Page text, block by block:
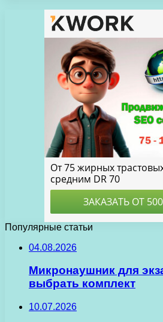
Популярные статьи
04.08.2026
Микронаушник для
выбрать комплект
10.07.2026